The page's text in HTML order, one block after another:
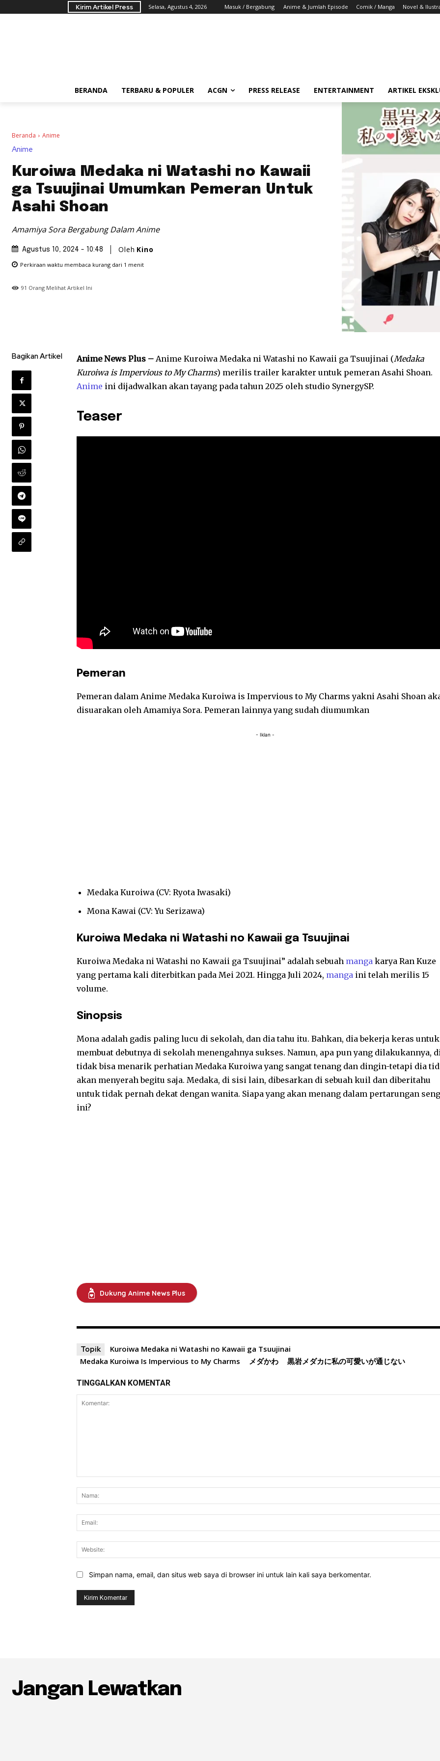
Kirim Artikel Press Selasa, Agustus 4, 2026 Masuk / Bergabung Anime & Jumlah Episode Comik / Manga Novel &
BERANDA TERBARU & POPULER ACGN PRESS RELEASE ENTERTAINMENT ARTIKEL
Beranda Anime
Anime
Kuroiwa Medaka ni Watashi no Kawaii
ga Tsuujinai Umumkan Pemeran Untuk
Asahi Shoan
Amamiya Sora Bergabung Dalam Anime
Agustus 10, 2024 - 10:48 Oleh Kino
Perkiraan waktu membaca kurang dari 1 menit
91 Orang Melihat Artikel Ini
Bagikan Artikel Anime News Plus – Anime Kuroiwa Medaka ni Watashi no Kawaii ga Tsuujinai (Medaka
Kuroiwa is Impervious to My Charms) merilis trailer karakter untuk pemeran Asahi Shoan.
Anime ini dijadwalkan akan tayang pada tahun 2025 oleh studio SynergySP.
Teaser
Pemeran
Pemeran dalam Anime Medaka Kuroiwa is Impervious to My Charms yakni Asahi Shoan
disuarakan oleh Amamiya Sora. Pemeran lainnya yang sudah diumumkan
- Iklan -
Medaka Kuroiwa (CV: Ryota Iwasaki)
Mona Kawai (CV: Yu Serizawa)
Kuroiwa Medaka ni Watashi no Kawaii ga Tsuujinai
Kuroiwa Medaka ni Watashi no Kawaii ga Tsuujinai” adalah sebuah manga karya Ran Kuze
yang pertama kali diterbitkan pada Mei 2021. Hingga Juli 2024, manga ini telah merilis 15
volume.
Sinopsis
Mona adalah gadis paling lucu di sekolah, dan dia tahu itu. Bahkan, dia bekerja keras untuk
membuat debutnya di sekolah menengahnya sukses. Namun, apa pun yang dilakukannya,
tidak bisa menarik perhatian Medaka Kuroiwa yang sangat tenang dan dingin-tetapi dia
akan menyerah begitu saja. Medaka, di sisi lain, dibesarkan di sebuah kuil dan diberitahu
untuk tidak pernah dekat dengan wanita. Siapa yang akan menang dalam pertarungan
ini?
Dukung Anime News Plus
Topik
Kuroiwa Medaka ni Watashi no Kawaii ga Tsuujinai
Medaka Kuroiwa Is Impervious to My Charms
メダかわ 黒岩メダカに私の可愛いが通じない
TINGGALKAN KOMENTAR
Simpan nama, email, dan situs web saya di browser ini untuk lain kali saya berkomentar.
Jangan Lewatkan